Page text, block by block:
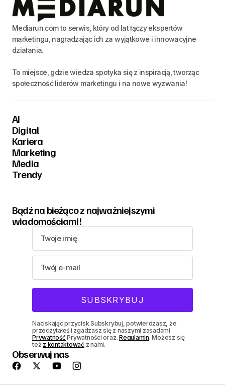
Mediarun.com to serwis, który od lat łączy ekspertów
marketingu, nagradzając ich za wyjątkowe i innowacyjne
działania.
To miejsce, gdzie wiedza spotyka się z inspiracją, tworząc
społeczność liderów marketingu i na nowe wyzwania!
AI
Digital
Kariera
Marketing
Media
Trendy
Bądź na bieżąco z najważniejszymi
wiadomościami!
Naciskając przycisk Subskrybuj, potwierdzasz, że
przeczytałeś i zgadzasz się z naszymi zasadami
PrywatnośćPrywatności oraz.Regulamin. Możesz się
też z kontaktowaćz nami.
Obserwuj nas